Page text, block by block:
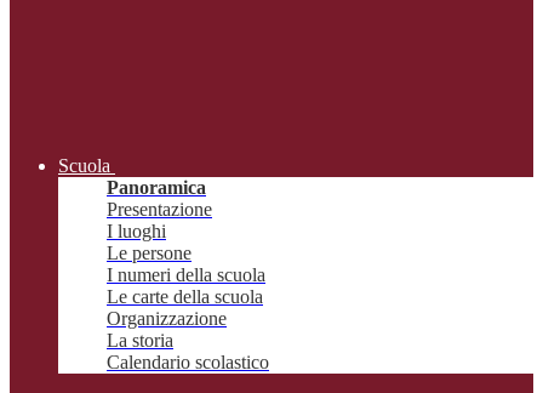
Scuola
Panoramica
Presentazione
I luoghi
Le persone
I numeri della scuola
Le carte della scuola
Organizzazione
La storia
Calendario scolastico